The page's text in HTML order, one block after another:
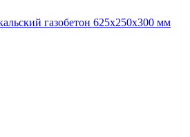
газобетон 625х250х300 мм